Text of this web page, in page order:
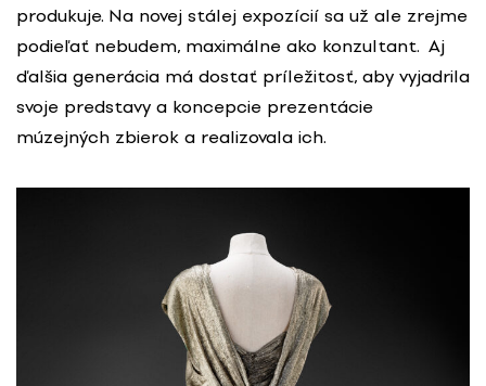
produkuje. Na novej stálej expozícií sa už ale zrejme
podieľať nebudem, maximálne ako konzultant. Aj
ďalšia generácia má dostať príležitosť, aby vyjadrila
svoje predstavy a koncepcie prezentácie
múzejných zbierok a realizovala ich.